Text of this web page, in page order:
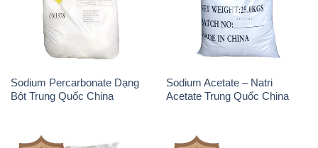
Sodium Percarbonate Dạng
Bột Trung Quốc China
Sodium Acetate – Natri
Acetate Trung Quốc China